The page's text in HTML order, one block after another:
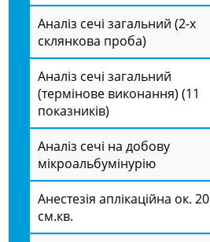
Аналіз сечі загальний (2-х
склянкова проба)
Аналіз сечі загальний
(термінове виконання) (11
показників)
Аналіз сечі на добову
мікроальбумінурію
Анестезія аплікаційна ок. 20
см.кв.